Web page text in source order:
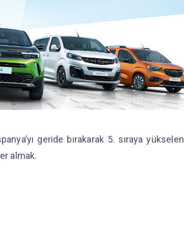
geride bırakarak 5. sıraya yükselen
almak.